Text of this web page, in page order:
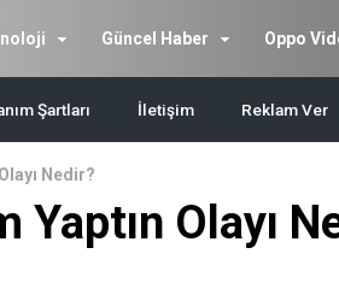
Güncel Haber Oppo
Şartları İletişim Reklam Ver
Nedir?
Olayı